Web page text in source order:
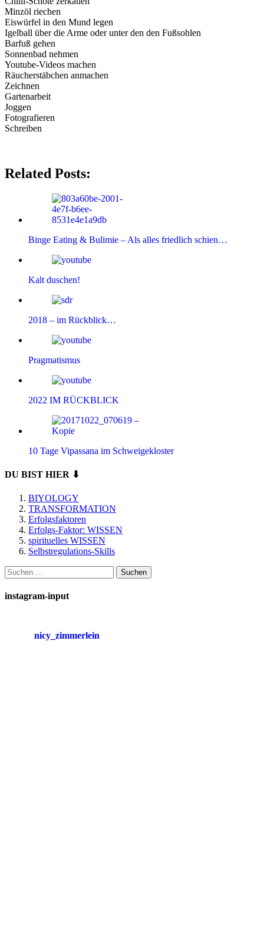
Minzöl riechen
Eiswürfel in den Mund legen
Igelball über die Arme oder unter den den Fußsohlen
Barfuß gehen
Sonnenbad nehmen
Youtube-Videos machen
Räucherstäbchen anmachen
Zeichnen
Gartenarbeit
Joggen
Fotografieren
Schreiben
Related Posts:
Binge Eating & Bulimie – Als alles friedlich schien…
Kalt duschen!
2018 – im Rückblick…
Pragmatismus
2022 IM RÜCKBLICK
10 Tage Vipassana im Schweigekloster
DU BIST HIER ⬇
BIYOLOGY
TRANSFORMATION
Erfolgsfaktoren
Erfolgs-Faktor: WISSEN
spirituelles WISSEN
Selbstregulations-Skills
Suchen
nach:
instagram-input
nicy_zimmerlein